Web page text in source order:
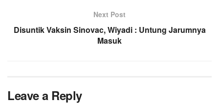
Next Post
Disuntik Vaksin Sinovac, Wiyadi : Untung Jarumnya
Masuk
Leave a Reply